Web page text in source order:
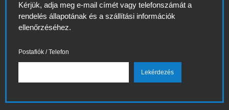
Kérjük, adja meg e-mail címét vagy telefonszámát a
rendelés állapotának és a szállítási információk
ellenőrzéséhez.
Postafiók / Telefon